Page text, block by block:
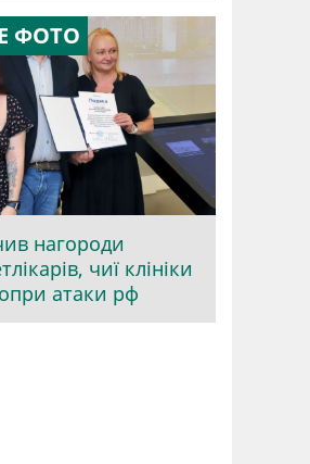
ФОТО
нагороди
чиї клініки
атаки рф